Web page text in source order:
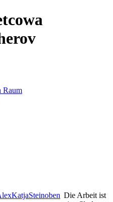
Raum
Die Arbeit ist